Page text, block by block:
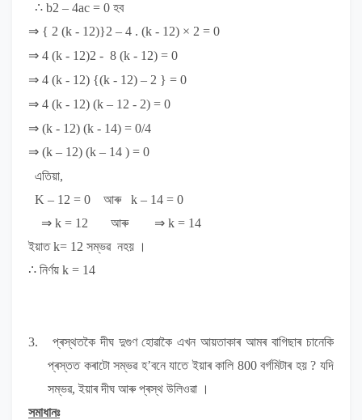
∴ b2 – 4ac = 0 হব
⇒ { 2 (k - 12)}2 – 4 . (k - 12) × 2 = 0
⇒ 4 (k - 12)2 - 8 (k - 12) = 0
⇒ 4 (k - 12) {(k - 12) – 2 } = 0
⇒ 4 (k - 12) (k – 12 - 2) = 0
⇒ (k - 12) (k - 14) = 0/4
⇒ (k – 12) (k – 14 ) = 0
এতিয়া,
K – 12 = 0 আৰু
k – 14 = 0
⇒ k = 12 আৰু
⇒ k = 14
ইয়াতk= 12 সম্ভৱ নহয় ।
∴ নিৰ্ণয় k = 14
3.
প্ৰস্থতকৈ দীঘ দুগুণ হোৱাকৈ এখন আয়তাকাৰ আমৰ বাগিছাৰ চানেকি
প্ৰস্তত কৰাটো সম্ভৱ হ’বনে যাতে ইয়াৰ কালি 800 বৰ্গমিটাৰ হয়?যদি
সম্ভৱ, ইয়াৰ দীঘ আৰু প্ৰস্থ উলিওৱা ।
সমাধানঃ